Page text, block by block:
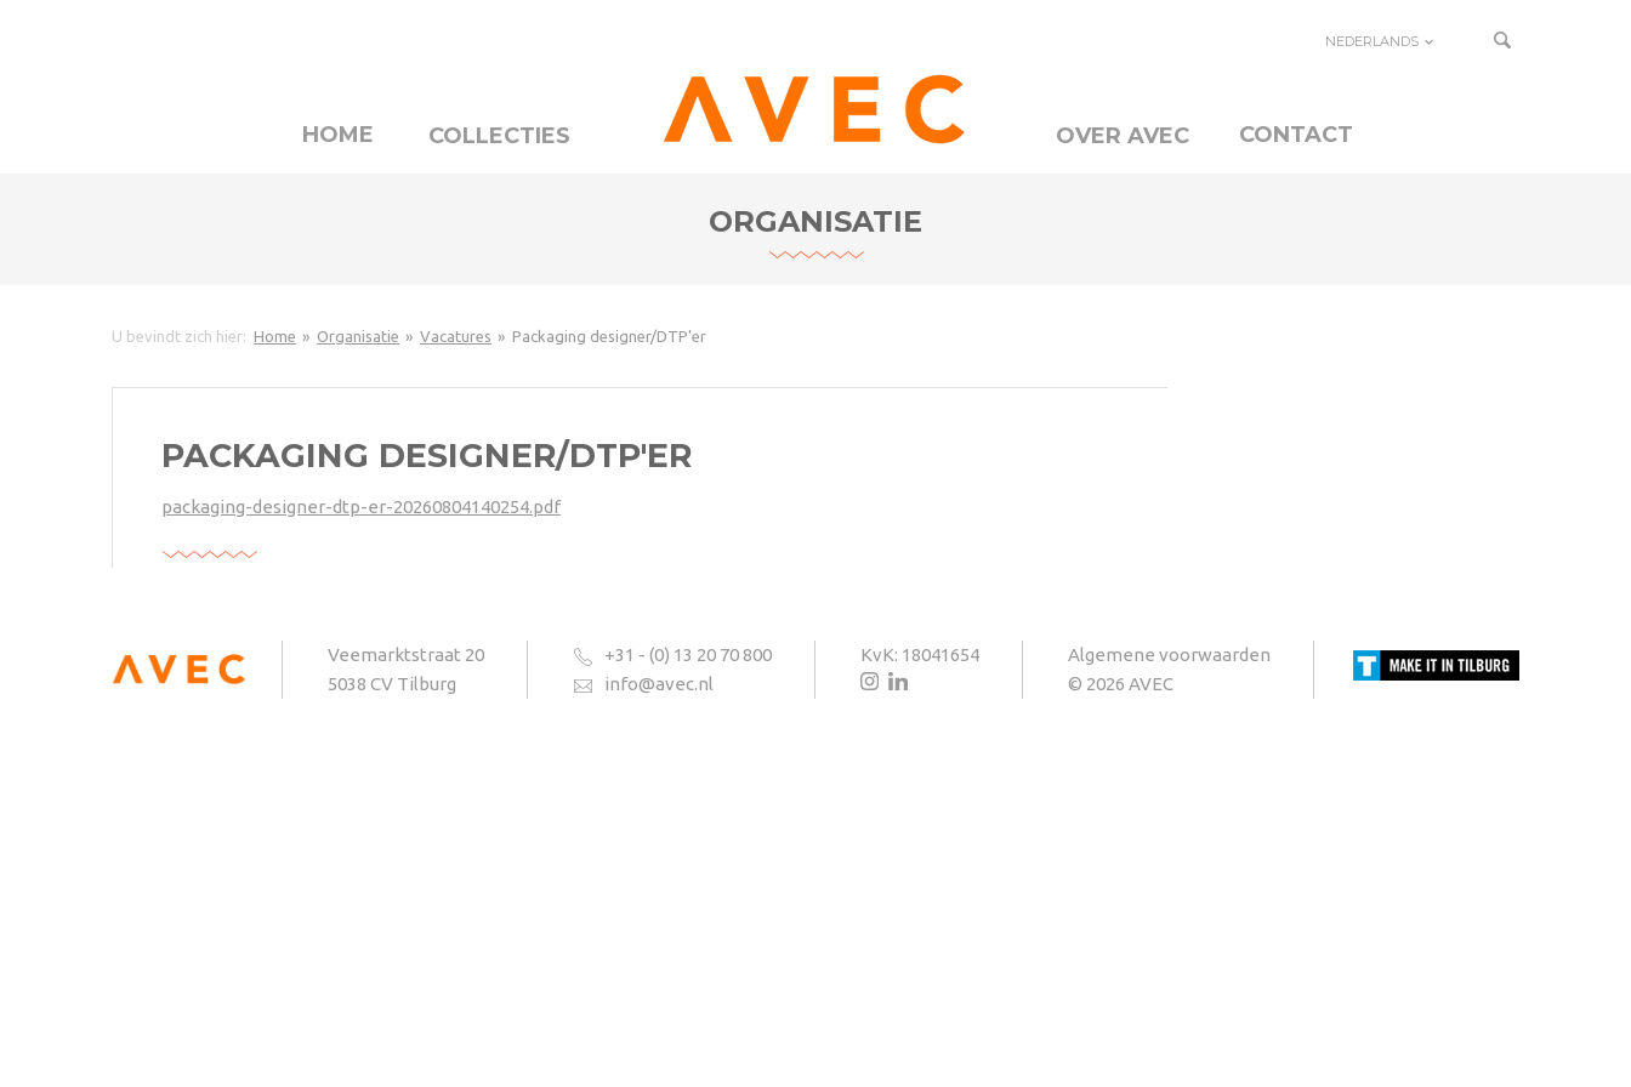
NEDERLANDS
HOME COLLECTIES OVER AVEC CONTACT
ORGANISATIE
U bevindt zich hier: Home Organisatie Vacatures Packaging designer/DTP'er
PACKAGING DESIGNER/DTP'ER
packaging-designer-dtp-er-20260804140254.pdf
Veemarktstraat 20
5038 CV Tilburg
+31 - (0) 13 20 70 800
info@avec.nl
KvK: 18041654
Algemene voorwaarden
© 2026 AVEC